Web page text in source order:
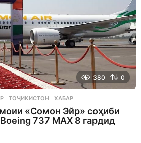
380 0
,ТОҶИКИСТОН ,ХАБАР
«Сомон Эйр» соҳиби
737 MAX 8 гардид